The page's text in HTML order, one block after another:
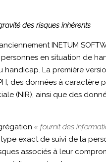
des risques inhérents
INETUM
en situation de
La première
des données à caractère
(NIR), ainsi que des
« fournit des
exact de suivi de la
associés à leur